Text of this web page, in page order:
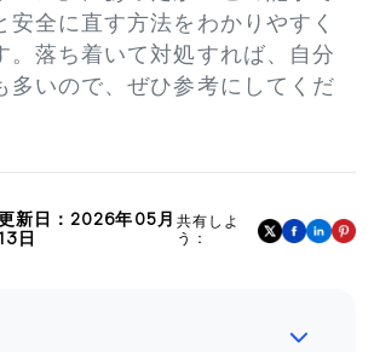
安全に直す方法をわかりやすく
。落ち着いて対処すれば、自分
多いので、ぜひ参考にしてくだ
新日：2026年05月
日
共有しよ
う：